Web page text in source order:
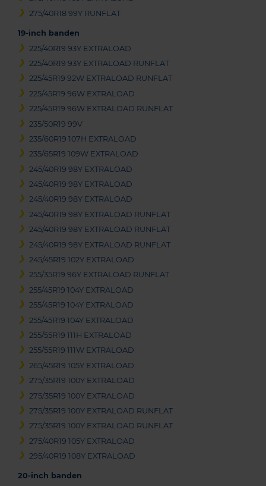
275/40R18 99Y RUNFLAT
19-inch banden
225/40R19 93Y EXTRALOAD
225/40R19 93Y EXTRALOAD RUNFLAT
225/45R19 92W EXTRALOAD RUNFLAT
225/45R19 96W EXTRALOAD
225/45R19 96W EXTRALOAD RUNFLAT
235/50R19 99V
235/60R19 107H EXTRALOAD
235/65R19 109W EXTRALOAD
245/40R19 98Y EXTRALOAD
245/40R19 98Y EXTRALOAD
245/40R19 98Y EXTRALOAD
245/40R19 98Y EXTRALOAD RUNFLAT
245/40R19 98Y EXTRALOAD RUNFLAT
245/40R19 98Y EXTRALOAD RUNFLAT
245/45R19 102Y EXTRALOAD
255/35R19 96Y EXTRALOAD RUNFLAT
255/45R19 104Y EXTRALOAD
255/45R19 104Y EXTRALOAD
255/45R19 104Y EXTRALOAD
255/55R19 111H EXTRALOAD
255/55R19 111W EXTRALOAD
265/45R19 105Y EXTRALOAD
275/35R19 100Y EXTRALOAD
275/35R19 100Y EXTRALOAD
275/35R19 100Y EXTRALOAD RUNFLAT
275/35R19 100Y EXTRALOAD RUNFLAT
275/40R19 105Y EXTRALOAD
295/40R19 108Y EXTRALOAD
20-inch banden